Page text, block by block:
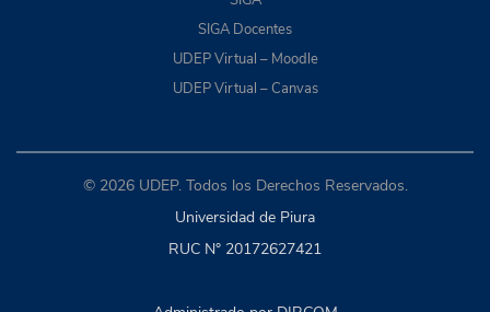
SIGA Docentes
UDEP Virtual – Moodle
UDEP Virtual – Canvas
© 2026 UDEP. Todos los Derechos Reservados.
Universidad de Piura
RUC N° 20172627421